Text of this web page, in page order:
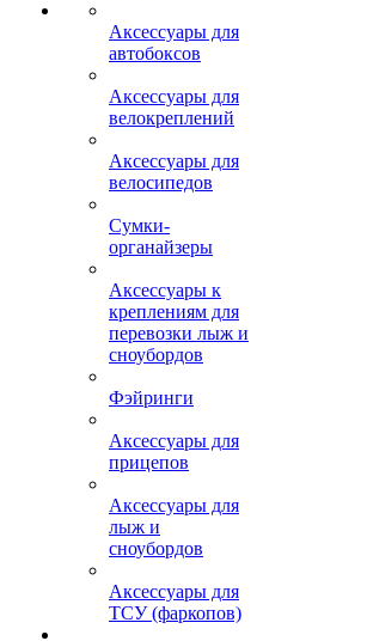
Аксессуары для
автобоксов
Аксессуары для
велокреплений
Аксессуары для
велосипедов
Сумки-
органайзеры
Аксессуары к
креплениям для
перевозки лыж и
сноубордов
Фэйринги
Аксессуары для
прицепов
Аксессуары для
лыж и
сноубордов
Аксессуары для
ТСУ (фаркопов)